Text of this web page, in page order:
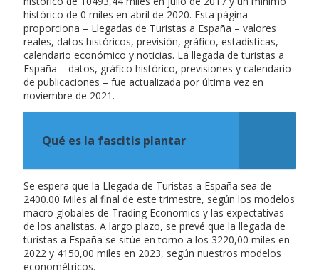
histórico de 0 miles en abril de 2020. Esta página
proporciona – Llegadas de Turistas a España – valores
reales, datos históricos, previsión, gráfico, estadísticas,
calendario económico y noticias. La llegada de turistas a
España – datos, gráfico histórico, previsiones y calendario
de publicaciones – fue actualizada por última vez en
noviembre de 2021.
Qué es la fascitis plantar
Se espera que la Llegada de Turistas a España sea de
2400.00 Miles al final de este trimestre, según los modelos
macro globales de Trading Economics y las expectativas
de los analistas. A largo plazo, se prevé que la llegada de
turistas a España se sitúe en torno a los 3220,00 miles en
2022 y 4150,00 miles en 2023, según nuestros modelos
econométricos.